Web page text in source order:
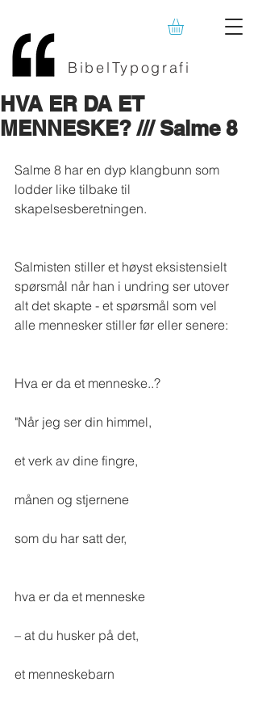
BibelTypografi
HVA ER DA ET
MENNESKE? /// Salme 8
Salme 8 har en dyp klangbunn som
lodder like tilbake til
skapelsesberetningen.
Salmisten stiller et høyst eksistensielt
spørsmål når han i undring ser utover
alt det skapte - et spørsmål som vel
alle mennesker stiller før eller senere:
Hva er da et menneske..?
"Når jeg ser din himmel,
et verk av dine fingre,
månen og stjernene
som du har satt der,
hva er da et menneske
– at du husker på det,
et menneskebarn